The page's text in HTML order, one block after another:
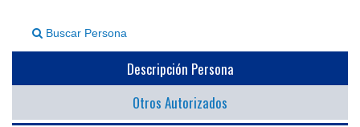
Buscar Persona
Descripción Persona
Otros Autorizados